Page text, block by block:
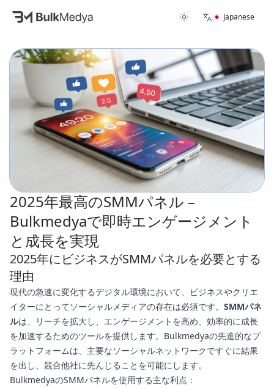
🇯🇵 Japanese
2025年最高のSMMパネル –
Bulkmedyaで即時エンゲージメント
と成長を実現
2025年にビジネスがSMMパネルを必要とする
理由
現代の急速に変化するデジタル環境において、ビジネスやクリエ
イターにとってソーシャルメディアの存在は必須です。 SMMパネ
ルは、リーチを拡大し、エンゲージメントを高め、効率的に成長
を加速するためのツールを提供します。Bulkmedyaの先進的なプ
ラットフォームは、主要なソーシャルネットワークですぐに結果
を出し、競合他社に先んじることを可能にします。
BulkmedyaのSMMパネルを使用する主な利点：